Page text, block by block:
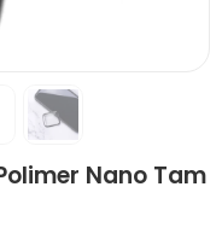
Nano Tam